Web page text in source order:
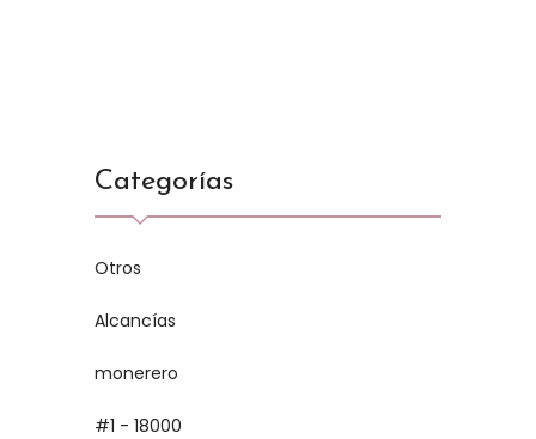
Categorías
Otros
Alcancías
monerero
#1 - 18000